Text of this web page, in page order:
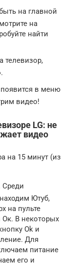
на главной
на
найти
телевизор,
в меню
видео!
LG: не
видео
на 15 минут (из
Среди
Ютуб,
на пульте
Ок. В некоторых
Ok и
Для
питание
его и